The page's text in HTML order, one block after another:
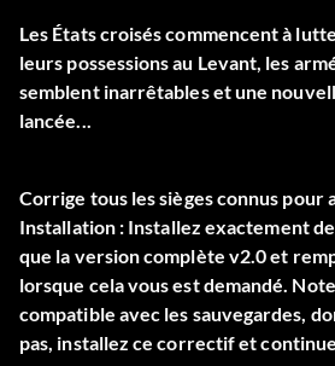
Les États croisés commencent à
leurs possessions au Levant, les
semblent inarrêtables et une
lancée...
Corrige tous les sièges connus pour
Installation : Installez exactement
que la version complète v2.0 et
lorsque cela vous est demandé.
compatible avec les sauvegardes,
pas, installez ce correctif et